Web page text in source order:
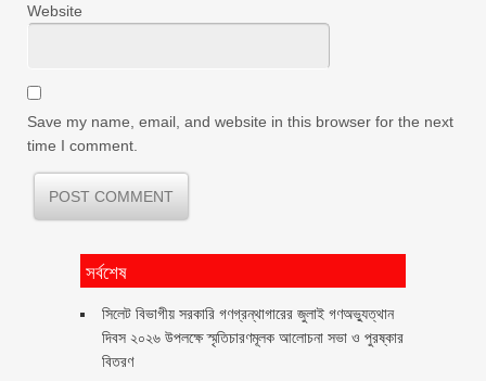
Website
Save my name, email, and website in this browser for the next
time I comment.
সর্বশেষ
সিলেট বিভাগীয় সরকারি গণগ্রন্থাগারের জুলাই গণঅভ্যুত্থান
দিবস ২০২৬ উপলক্ষে স্মৃতিচারণমূলক আলোচনা সভা ও পুরষ্কার
বিতরণ ‎ ‎